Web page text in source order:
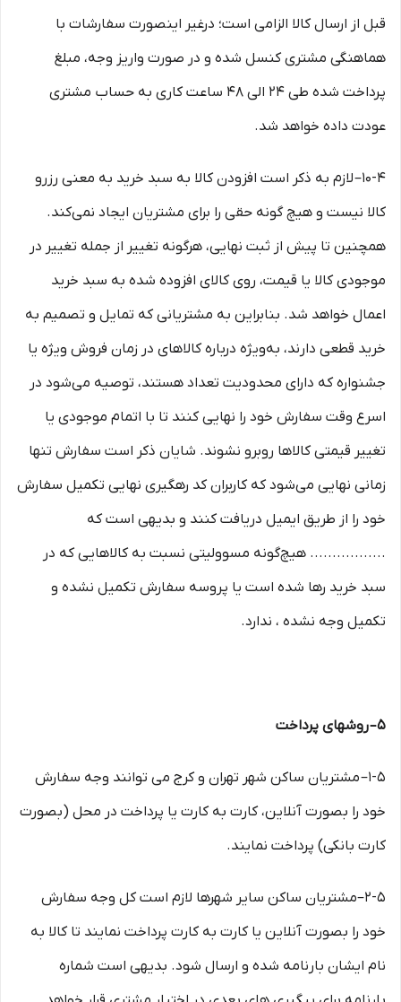
قبل از ارسال کالا الزامی است؛ درغیر اینصورت سفارشات با
هماهنگی مشتری کنسل شده و در صورت واریز وجه، مبلغ
پرداخت شده طی ۲۴ الی ۴۸ ساعت کاری به حساب مشتری
عودت داده خواهد شد.
10-۴– لازم به ذکر است افزودن کالا به سبد خرید به معنی رزرو
کالا نیست و هیچ گونه حقی را برای مشتریان ایجاد نمی‌کند.
همچنین تا پیش از ثبت نهایی، هرگونه تغییر از جمله تغییر در
موجودی کالا یا قیمت، روی کالای افزوده شده به سبد خرید
اعمال خواهد شد. بنابراین به مشتریانی که تمایل و تصمیم به
خرید قطعی دارند، به‌ویژه درباره کالاهای در زمان فروش ویژه یا
جشنواره که دارای محدودیت تعداد هستند، توصیه می‌شود در
اسرع وقت سفارش خود را نهایی کنند تا با اتمام موجودی یا
تغییر قیمتی کالاها روبرو نشوند. شایان ذکر است سفارش تنها
زمانی نهایی می‌شود که کاربران کد رهگیری نهایی تکمیل سفارش
خود را از طریق ایمیل دریافت کنند و بدیهی است که
................. هیچ‌گونه مسوولیتی نسبت به کالاهایی که در
سبد خرید رها شده است یا پروسه سفارش تکمیل نشده و
تکمیل وجه نشده ، ندارد.
۵– روشهای پرداخت
۱-۵– مشتریان ساکن شهر تهران و کرج می توانند وجه سفارش
خود را بصورت آنلاین، کارت به کارت یا پرداخت در محل (بصورت
کارت بانکی) پرداخت نمایند.
۲-۵–مشتریان ساکن سایر شهرها لازم است کل وجه سفارش
خود را بصورت آنلاین یا کارت به کارت پرداخت نمایند تا کالا به
نام ایشان بارنامه شده و ارسال شود. بدیهی است شماره